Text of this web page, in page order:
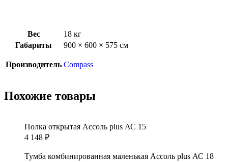
Вес
18 кг
Габариты
900 × 600 × 575 см
Производитель Compass
Похожие товары
Полка открытая Ассоль plus АС 15
4 148 ₽
Тумба комбинированная маленькая Ассоль plus АС 18